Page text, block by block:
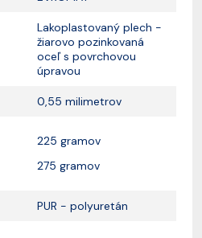
Lakoplastovaný plech -
žiarovo pozinkovaná
oceľ s povrchovou
úpravou
0,55 milimetrov
225 gramov
275 gramov
PUR - polyuretán